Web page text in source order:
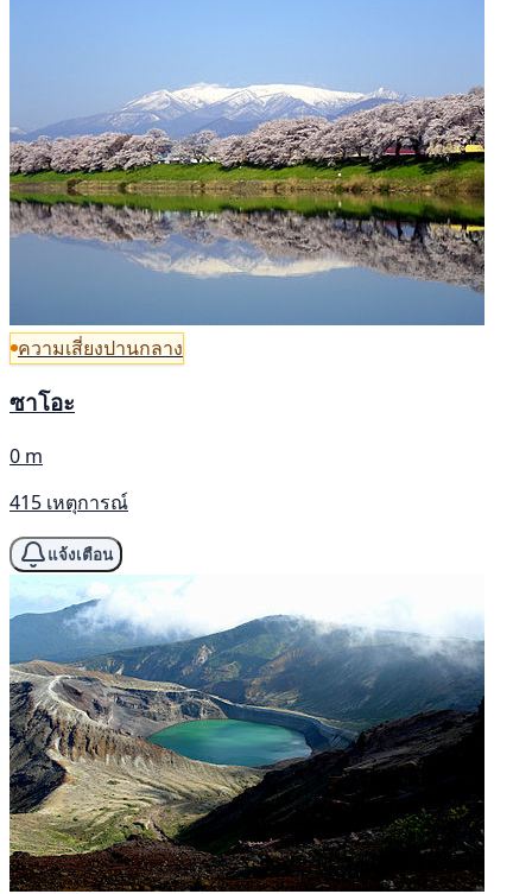
ความเสี่ยงปานกลาง
ซาโอะ
0 m
415 เหตุการณ์
แจ้งเตือน